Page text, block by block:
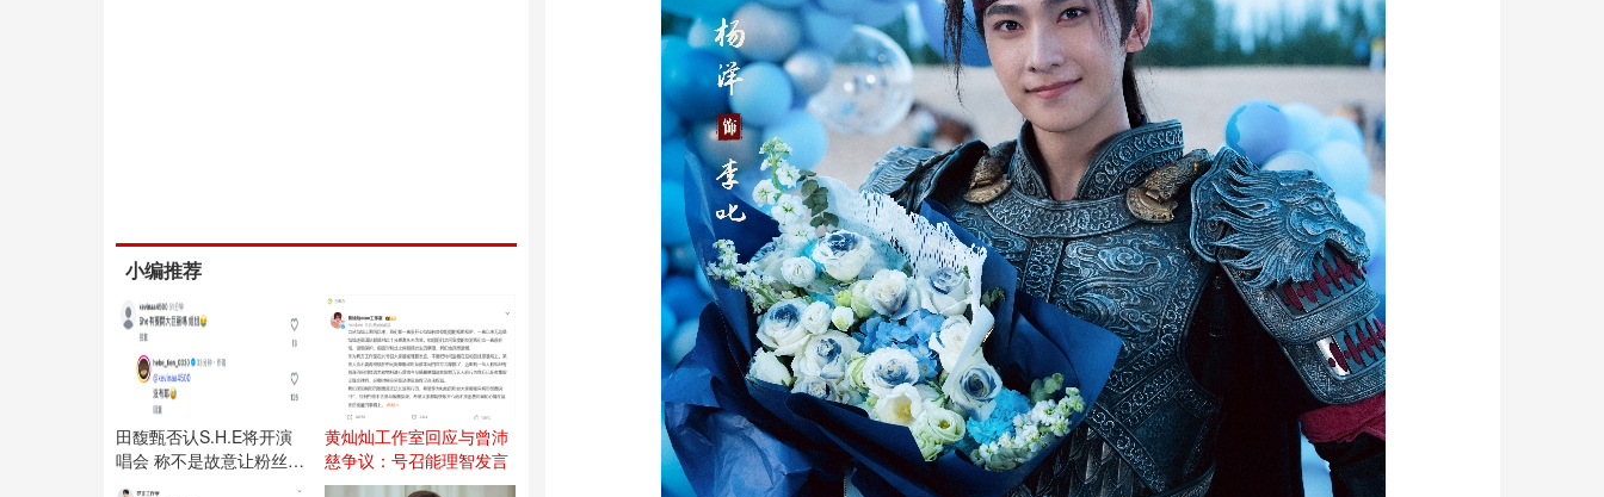
小编推荐
田馥甄否认S.H.E将开演
唱会 称不是故意让粉丝失
望
黄灿灿工作室回应与曾沛
慈争议：号召能理智发言